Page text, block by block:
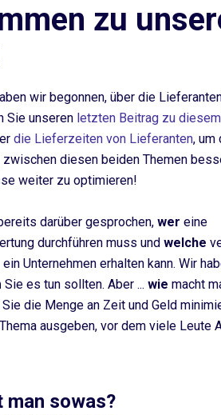
zu
wir begonnen, über die
Sie unseren letzten Beitrag zu
die Lieferzeiten von Lieferanten, um
zwischen diesen beiden Themen
weiter zu optimieren!
darüber gesprochen,wereine
durchführen muss undwelche
Unternehmen erhalten kann. Wir
Sie es tun sollten. Aber ...wiemacht
die Menge an Zeit und Geld
ausgeben, vor dem viele Leute
man sowas?